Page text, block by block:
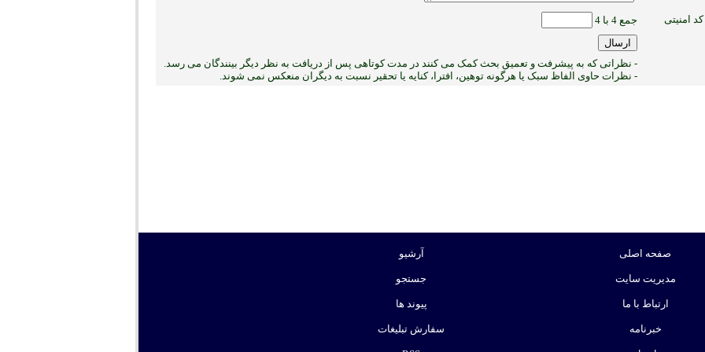
کد امنیتی جمع 4 با 4
- نظراتی که به پیشرفت و تعمیق بحث کمک می کنند در مدت کوتاهی پس از دریافت به نظر دیگر بینندگان می رسد.
- نظرات حاوی الفاظ سبک یا هرگونه توهین، افترا، کنایه یا تحقیر نسبت به دیگران منعکس نمی ‏شوند.
صفحه اصلی
مدیریت سایت
ارتباط با ما
خبرنامه
آرشیو
جستجو
پیوند ها
سفارش تبلیغات